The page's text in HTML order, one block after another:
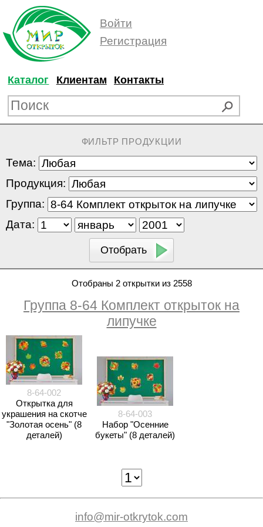
Войти
Регистрация
Каталог Клиентам Контакты
ФИЛЬТР ПРОДУКЦИИ
Тема:
Продукция:
Группа:
Дата:
Отобраны 2 открытки из 2558
Группа 8-64 Комплект открыток на
липучке
8-64-002
Открытка для
украшения на скотче
"Золотая осень" (8
деталей)
8-64-003
Набор "Осенние
букеты" (8 деталей)
info@mir-otkrytok.com